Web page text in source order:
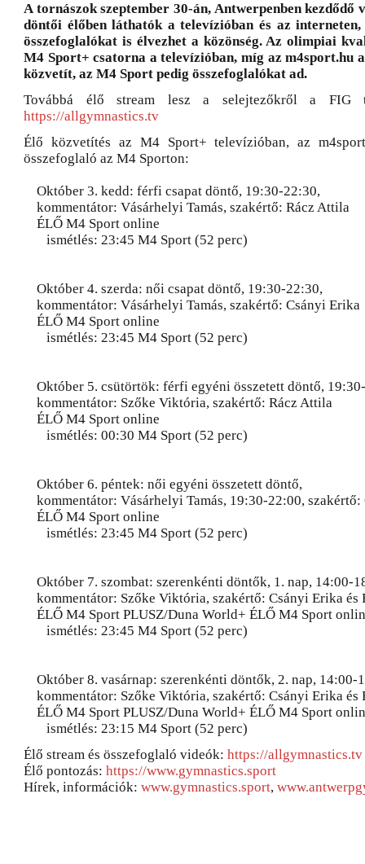
A tornászok szeptember 30-án, Antwerpenben kezdődő
döntői élőben láthatók a televízióban és az
összefoglalókat is élvezhet a közönség. Az olimpiai
M4 Sport+ csatorna a televízióban, míg az m4sport.hu
közvetít, az M4 Sport pedig összefoglalókat ad.
Továbbá élő stream lesz a selejtezőkről a FIG
https://allgymnastics.tv
Élő közvetítés az M4 Sport+ televízióban, az
összefoglaló az M4 Sporton:
Október 3. kedd: férfi csapat döntő, 19:30-22:30,
kommentátor: Vásárhelyi Tamás, szakértő: Rácz Attila
ÉLŐ M4 Sport online
ismétlés: 23:45 M4 Sport (52 perc)
Október 4. szerda: női csapat döntő, 19:30-22:30,
kommentátor: Vásárhelyi Tamás, szakértő: Csányi Erika
ÉLŐ M4 Sport online
ismétlés: 23:45 M4 Sport (52 perc)
Október 5. csütörtök: férfi egyéni összetett döntő,
kommentátor: Szőke Viktória, szakértő: Rácz Attila
ÉLŐ M4 Sport online
ismétlés: 00:30 M4 Sport (52 perc)
Október 6. péntek: női egyéni összetett döntő,
kommentátor: Vásárhelyi Tamás, 19:30-22:00, szakértő:
ÉLŐ M4 Sport online
ismétlés: 23:45 M4 Sport (52 perc)
Október 7. szombat: szerenkénti döntők, 1. nap, 14:00-
kommentátor: Szőke Viktória, szakértő: Csányi Erika és
ÉLŐ M4 Sport PLUSZ/Duna World+ ÉLŐ M4 Sport
ismétlés: 23:45 M4 Sport (52 perc)
Október 8. vasárnap: szerenkénti döntők, 2. nap, 14:00-
kommentátor: Szőke Viktória, szakértő: Csányi Erika és
ÉLŐ M4 Sport PLUSZ/Duna World+ ÉLŐ M4 Sport
ismétlés: 23:15 M4 Sport (52 perc)
Élő stream és összefoglaló videók: https://allgymnastics.tv
Élő pontozás: https://www.gymnastics.sport
Hírek, információk: www.gymnastics.sport,